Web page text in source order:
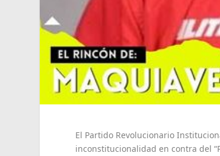
El Partido Revolucionario
inconstitucionalidad en contra del